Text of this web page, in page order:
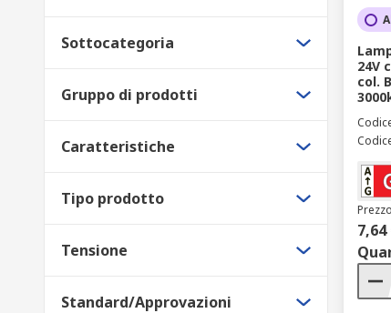
Sottocategoria
Gruppo di prodotti
Caratteristiche
Tipo prodotto
Tensione
Standard/Approvazioni
24V
col.
7,64